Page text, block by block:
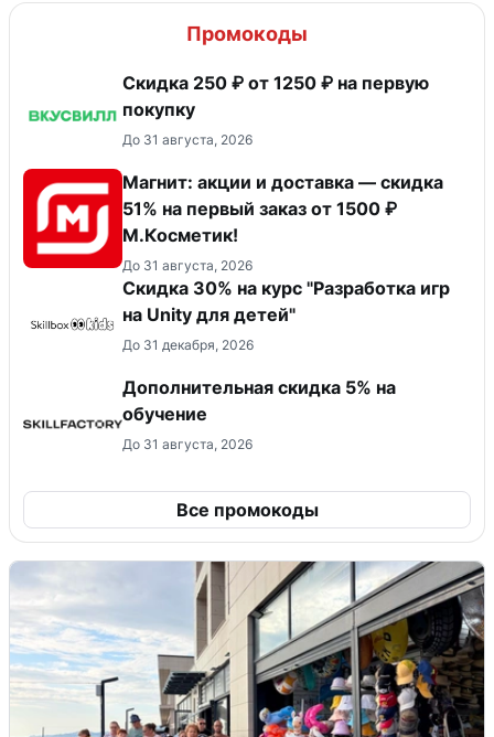
Промокоды
Скидка 250 ₽ от 1250 ₽ на первую
покупку
До 31 августа, 2026
Магнит: акции и доставка — скидка
51% на первый заказ от 1500 ₽
М.Косметик!
До 31 августа, 2026
Скидка 30% на курс "Разработка игр
на Unity для детей"
До 31 декабря, 2026
Дополнительная скидка 5% на
обучение
До 31 августа, 2026
Все промокоды